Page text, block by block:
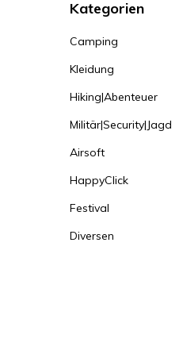
Kategorien
Camping
Kleidung
Hiking|Abenteuer
Militär|Security|Jagd
Airsoft
HappyClick
Festival
Diversen